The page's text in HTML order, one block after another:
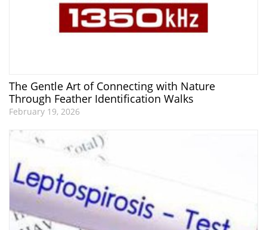
The Gentle Art of Connecting with Nature
Through Feather Identification Walks
February 19, 2026